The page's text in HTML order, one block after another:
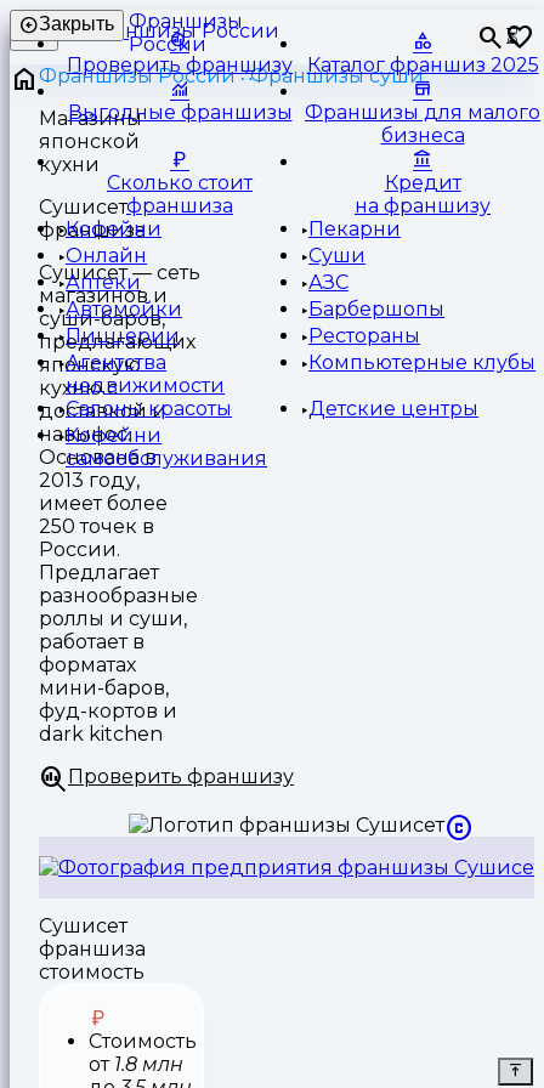
Франшизы
России
⏳
Закрыть
Проверить франшизу Каталог франшиз 2025
Выгодные франшизы
Франшизы для малого
бизнеса
Сколько стоит
франшиза
Кредит
на франшизу
Кофейни
Пекарни
Онлайн
Суши
Аптеки
АЗС
Автомойки
Барбершопы
Пиццерии
Рестораны
Агентства
недвижимости
Компьютерные клубы
Салоны красоты
Детские центры
Кофейни
самообслуживания
Франшизы России
Франшизы суши
Магазины
японской
кухни
Сушисет
франшиза
Сушисет — сеть
магазинов и
суши-баров,
предлагающих
японскую
кухню с
доставкой и
навынос.
Основана в
2013 году,
имеет более
250 точек в
России.
Предлагает
разнообразные
роллы и суши,
работает в
форматах
мини-баров,
фуд-кортов и
dark kitchen
Проверить франшизу
Сушисет
франшиза
стоимость
Стоимость
от 1.8 млн